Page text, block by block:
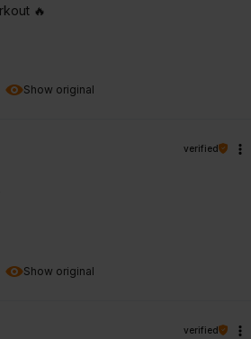
Show original
🔥
Show original
verified
verified